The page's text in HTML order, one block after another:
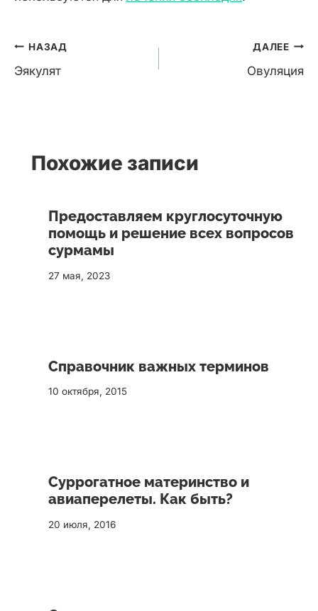
Навигация
по
НАЗАД
Эякулят
ДАЛЕЕ
Овуляция
Похожие записи
Предоставляем круглосуточную
помощь и решение всех вопросов
сурмамы
27 мая, 2023
Справочник важных терминов
10 октября, 2015
Суррогатное материнство и
авиаперелеты. Как быть?
20 июля, 2016